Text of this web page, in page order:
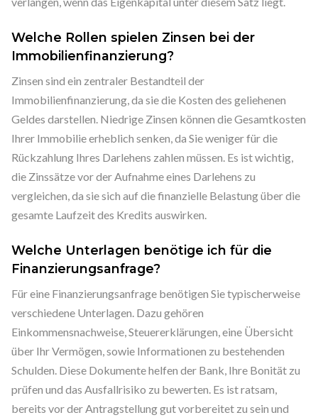
Welche Rollen spielen Zinsen bei der
Immobilienfinanzierung?
Zinsen sind ein zentraler Bestandteil der
Immobilienfinanzierung, da sie die Kosten des geliehenen
Geldes darstellen. Niedrige Zinsen können die Gesamtkosten
Ihrer Immobilie erheblich senken, da Sie weniger für die
Rückzahlung Ihres Darlehens zahlen müssen. Es ist wichtig,
die Zinssätze vor der Aufnahme eines Darlehens zu
vergleichen, da sie sich auf die finanzielle Belastung über die
gesamte Laufzeit des Kredits auswirken.
Welche Unterlagen benötige ich für die
Finanzierungsanfrage?
Für eine Finanzierungsanfrage benötigen Sie typischerweise
verschiedene Unterlagen. Dazu gehören
Einkommensnachweise, Steuererklärungen, eine Übersicht
über Ihr Vermögen, sowie Informationen zu bestehenden
Schulden. Diese Dokumente helfen der Bank, Ihre Bonität zu
prüfen und das Ausfallrisiko zu bewerten. Es ist ratsam,
bereits vor der Antragstellung gut vorbereitet zu sein und